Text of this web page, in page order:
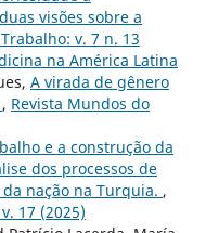
visões sobre a
v. 7 n. 13
na América Latina
A virada de gênero
, Revista Mundos do
e a construção da
dos processos de
nação na Turquia. ,
17 (2025)